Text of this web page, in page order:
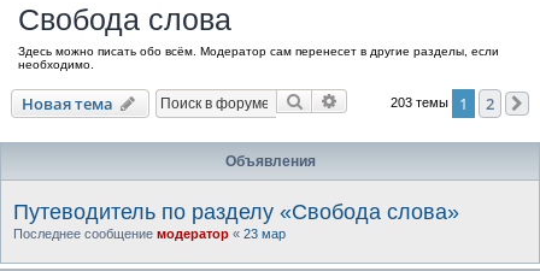
Свобода слова
Здесь можно писать обо всём. Модератор сам перенесет в другие разделы, если
необходимо.
Новая тема Поиск Расширенный поиск
203 темы 1 2
Объявления
Путеводитель по разделу «Свобода слова»
Последнее сообщение модератор « 23 мар